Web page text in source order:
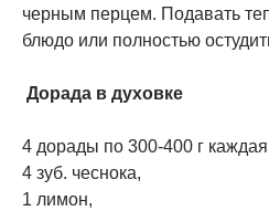
черным перцем. Подавать
блюдо или полностью
​ Дорада в духовке
4 дорады по 300-400 г
4 зуб. чеснока,
1 лимон,